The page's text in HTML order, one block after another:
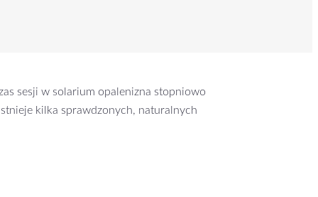
sesji w solarium opalenizna stopniowo
kilka sprawdzonych, naturalnych